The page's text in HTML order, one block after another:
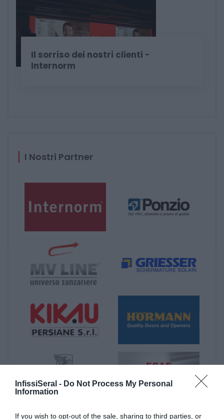
InfissiSeral - Do Not Process My Personal
Information
If you wish to opt-out of the sale, sharing to third parties, or
Il sorriso dei nostri clienti -
Internorm
I Nostri Partner